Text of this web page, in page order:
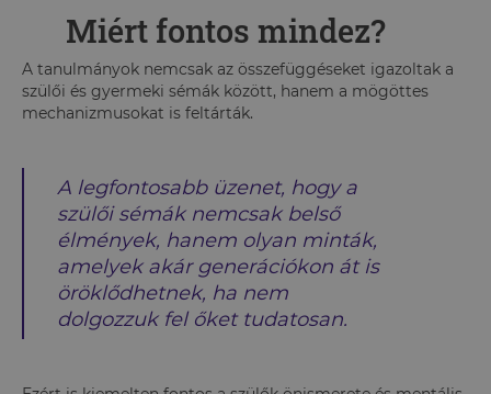
Miért fontos mindez?
A tanulmányok nemcsak az összefüggéseket igazoltak a
szülői és gyermeki sémák között, hanem a mögöttes
mechanizmusokat is feltárták.
A legfontosabb üzenet, hogy a
szülői sémák nemcsak belső
élmények, hanem olyan minták,
amelyek akár generációkon át is
öröklődhetnek, ha nem
dolgozzuk fel őket tudatosan.